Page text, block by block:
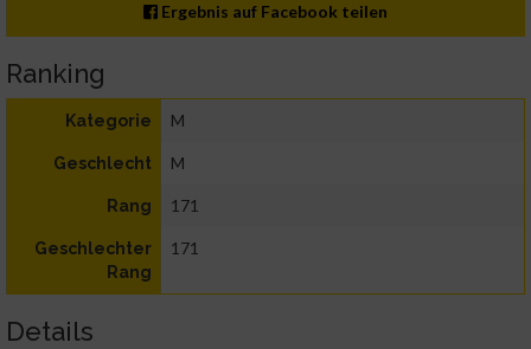
Ergebnis auf Facebook teilen
Ranking
Kategorie M
Geschlecht M
Rang 171
Geschlechter
Rang
171
Details